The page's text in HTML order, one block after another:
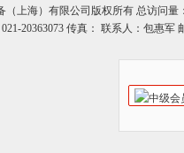
（上海）有限公司版权所有 总访问量
20363073 传真： 联系人：包惠军